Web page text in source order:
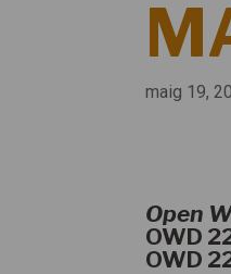
maig 19,
Open
OWD
OWD